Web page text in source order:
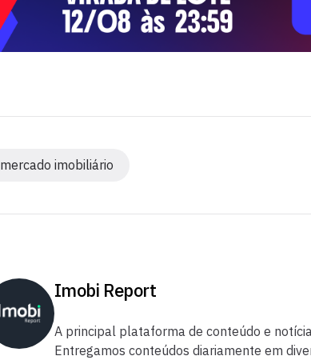
mercado imobiliário
Imobi Report
A principal plataforma de conteúdo e
Entregamos conteúdos diariamente em